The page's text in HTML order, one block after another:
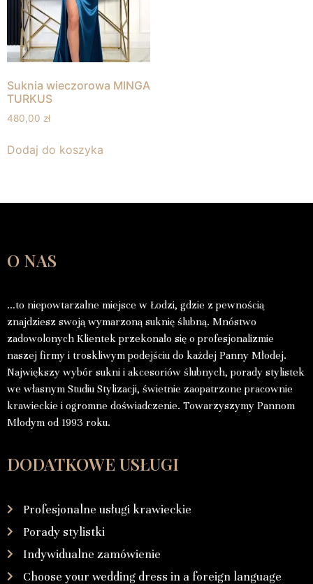
Suknia wieczorowa MINGA
TURKUS
480,00 zł
Dodaj do koszyka
O NAS
…to niepowtarzalne miejsce w Łodzi, gdzie z pewnością
znajdziesz swoją wymarzoną suknię ślubną. Mnóstwo
zadowolonych Klientek przekonało się o profesjonalizmie
naszej firmy i troskliwym podejściu do każdej Panny Młodej.
Największy wybór sukni i akcesoriów ślubnych, porady stylistek
we własnym Studiu Stylizacji, świetnie zaopatrzone pracownie
krawieckie i ogromne doświadczenie. Towarzyszymy Pannom
Młodym od 1993 roku.
DODATKOWE USŁUGI
Profesjonalne usługi krawieckie
Porady stylistki
Indywidualne zamówienie
Choose your wedding dress in a foreign language